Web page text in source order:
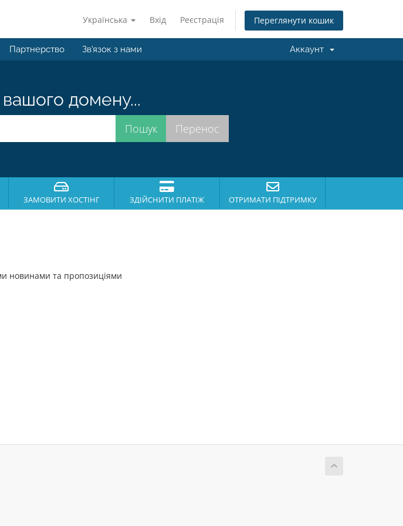
Українська Вхід Реєстрація Переглянути кошик
Партнерство Зв'язок з нами Аккаунт
домену...
ЗАМОВИТИ ХОСТІНГ ЗДІЙСНИТИ ПЛАТІЖ ОТРИМАТИ ПІДТРИМКУ
новинами та пропозиціями